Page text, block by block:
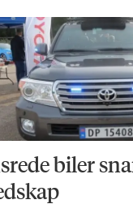
biler